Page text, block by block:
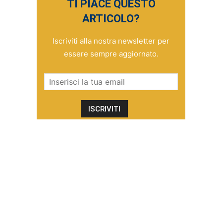
TI PIACE QUESTO
ARTICOLO?
Iscriviti alla nostra newsletter per
essere sempre aggiornato.